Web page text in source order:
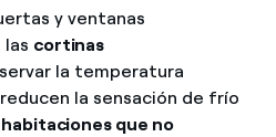
y ventanas
cortinas
la temperatura
reducen la sensación de frío
que no